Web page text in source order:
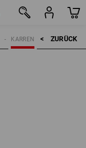
ZURÜCK    >
KARREN